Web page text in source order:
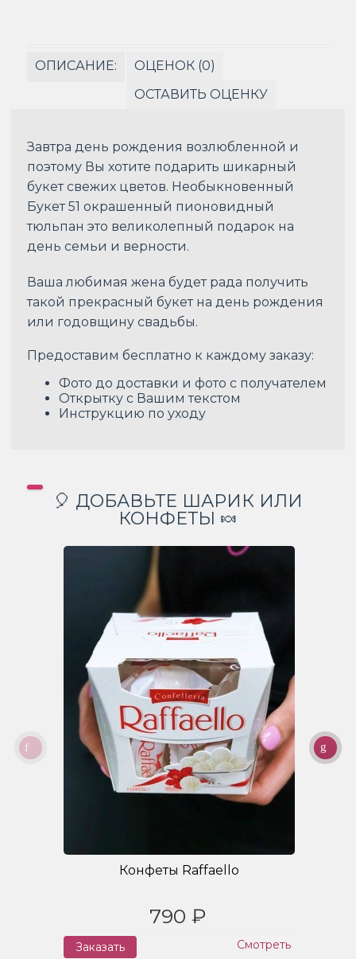
ОПИСАНИЕ:
ОЦЕНОК (0)
ОСТАВИТЬ ОЦЕНКУ
Завтра день рождения возлюбленной и
поэтому Вы хотите подарить шикарный
букет свежих цветов. Необыкновенный
Букет 51 окрашенный пионовидный
тюльпан это великолепный подарок на
день семьи и верности.
Ваша любимая жена будет рада получить
такой прекрасный букет на день рождения
или годовщину свадьбы.
Предоставим бесплатно к каждому заказу:
Фото до доставки и фото с получателем
Открытку с Вашим текстом
Инструкцию по уходу
🎈 ДОБАВЬТЕ ШАРИК ИЛИ
КОНФЕТЫ 🍬
Конфеты Raffaello
790 ₽
Заказать Смотреть